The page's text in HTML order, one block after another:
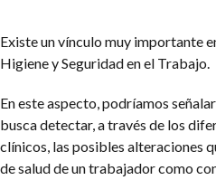
Buscador de Legislación
Matriz Profesional
Existe un vínculo muy importante
Higiene y Seguridad en el Trabajo.
En este aspecto, podríamos
busca detectar, a través de los
clínicos, las posibles alteraciones
de salud de un trabajador como